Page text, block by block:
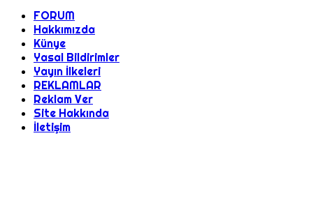
FORUM
Hakkımızda
Künye
Yasal Bildirimler
Yayın İlkeleri
REKLAMLAR
Reklam Ver
Site Hakkında
İletişim